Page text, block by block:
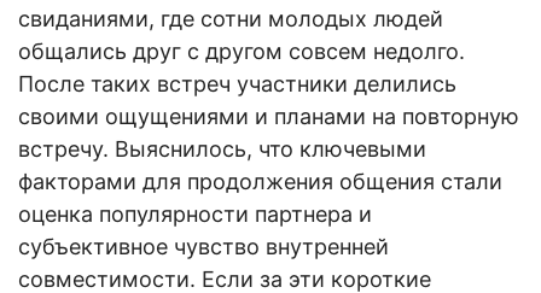
свиданиями, где сотни молодых людей
общались друг с другом совсем недолго.
После таких встреч участники делились
своими ощущениями и планами на повторную
встречу. Выяснилось, что ключевыми
факторами для продолжения общения стали
оценка популярности партнера и
субъективное чувство внутренней
совместимости. Если за эти короткие